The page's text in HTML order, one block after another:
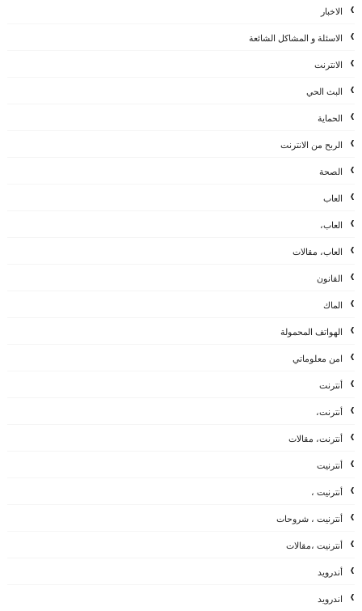
الاخبار
الاسئلة و المشاكل الشائعة
الانترنت
البث الحي
الحماية
الربح من الانترنت
الصحة
العاب
العاب،
العاب، مقالات
القانون
الماك
الهواتف المحمولة
امن معلوماتي
أنترنت
أنترنت،
أنترنت، مقالات
أنترنيت
أنترنيت ،
أنترنيت ، شروحات
أنترنيت ،مقالات
أندرويد
اندرويد